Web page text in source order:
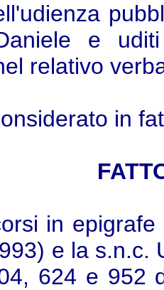
e
relativo
in
in
e la s.n.c.
624 e 952